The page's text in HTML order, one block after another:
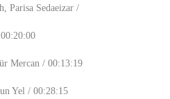
Parisa Sedaeizar /
Mercan / 00:13:19
Yel / 00:28:15